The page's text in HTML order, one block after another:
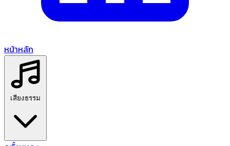
หน้าหลัก
เสียงธรรม